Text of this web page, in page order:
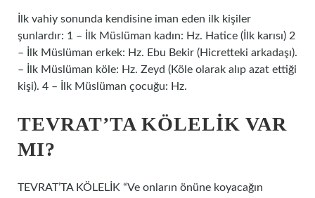
İlk vahiy sonunda kendisine iman eden ilk kişiler
şunlardır: 1 – İlk Müslüman kadın: Hz. Hatice (İlk karısı) 2
– İlk Müslüman erkek: Hz. Ebu Bekir (Hicretteki arkadaşı).
– İlk Müslüman köle: Hz. Zeyd (Köle olarak alıp azat ettiği
kişi). 4 – İlk Müslüman çocuğu: Hz.
TEVRAT’TA KÖLELIK VAR
MI?
TEVRAT’TA KÖLELİK “Ve onların önüne koyacağın